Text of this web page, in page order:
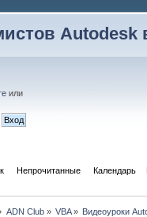
Autodesk
или
Непрочитанные Календарь
ADN Club» VBA» Видеоуроки